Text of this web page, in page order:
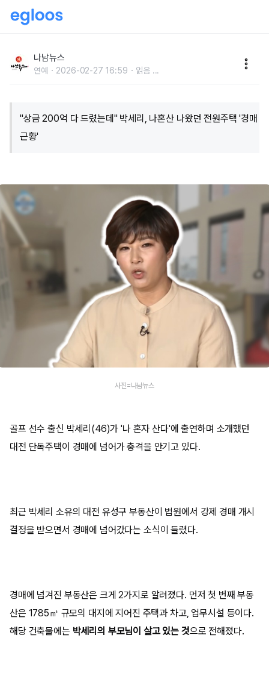
주택 '경매 근황'
나남뉴스
연예 2026-02-27 16:59 읽음 ...
"상금 200억 다 드렸는데" 박세리, 나혼산 나왔던 전원주택 '경매
근황'
사진=나남뉴스
골프 선수 출신 박세리(46)가 '나 혼자 산다'에 출연하며 소개했던
대전 단독주택이 경매에 넘어가 충격을 안기고 있다.
최근 박세리 소유의 대전 유성구 부동산이 법원에서 강제 경매 개시
결정을 받으면서 경매에 넘어갔다는 소식이 들렸다.
경매에 넘겨진 부동산은 크게 2가지로 알려졌다. 먼저 첫 번째 부동
산은 1785㎡ 규모의 대지에 지어진 주택과 차고, 업무시설 등이다.
해당 건축물에는 박세리의 부모님이 살고 있는 것으로 전해졌다.